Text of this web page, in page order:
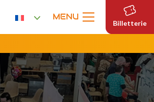
MENU
Billetterie